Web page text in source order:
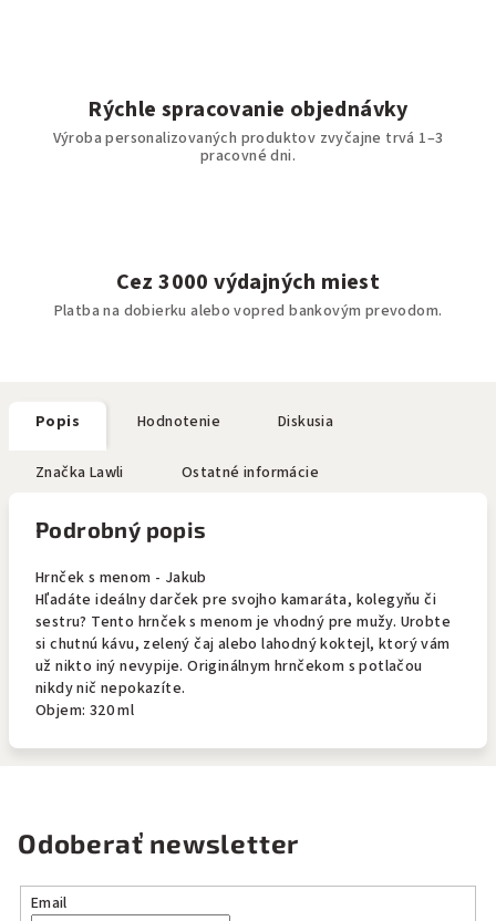
Rýchle spracovanie objednávky
Výroba personalizovaných produktov zvyčajne trvá 1–3
pracovné dni.
Cez 3000 výdajných miest
Platba na dobierku alebo vopred bankovým prevodom.
Popis Hodnotenie Diskusia
Značka Lawli Ostatné informácie
Podrobný popis
Hrnček s menom - Jakub
Hľadáte ideálny darček pre svojho kamaráta, kolegyňu či
sestru? Tento hrnček s menom je vhodný pre mužy. Urobte
si chutnú kávu, zelený čaj alebo lahodný koktejl, ktorý vám
už nikto iný nevypije. Originálnym hrnčekom s potlačou
nikdy nič nepokazíte.
Objem: 320 ml
Odoberať newsletter
Email